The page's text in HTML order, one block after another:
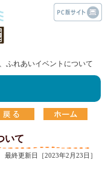
ふれあいイベントについて
いて
最終更新日［2023年2月23日］